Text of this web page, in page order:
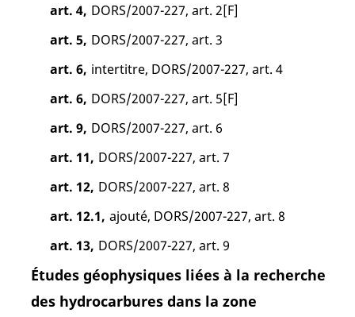
art. 4, DORS/2007-227, art. 2[F]
art. 5, DORS/2007-227, art. 3
art. 6, intertitre, DORS/2007-227, art. 4
art. 6, DORS/2007-227, art. 5[F]
art. 9, DORS/2007-227, art. 6
art. 11, DORS/2007-227, art. 7
art. 12, DORS/2007-227, art. 8
art. 12.1, ajouté, DORS/2007-227, art. 8
art. 13, DORS/2007-227, art. 9
Études géophysiques liées à la recherche
des hydrocarbures dans la zone